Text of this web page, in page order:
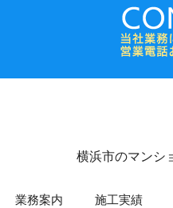
横浜市のマンシ
業務案内 施工実績